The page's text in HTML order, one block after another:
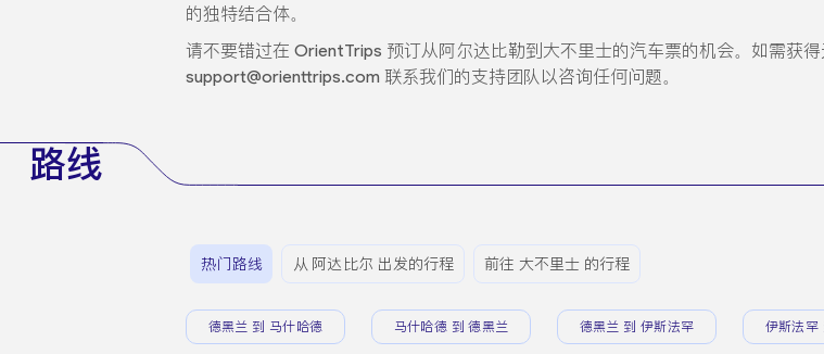
的独特结合体。
请不要错过在 OrientTrips 预订从阿尔达比勒到大不里士的汽车票的机会。如需获
support@orienttrips.com 联系我们的支持团队以咨询任何问题。
路线
热门路线 从 阿达比尔 出发的行程 前往 大不里士 的行程
德黑兰 到 马什哈德 马什哈德 到 德黑兰 德黑兰 到 伊斯法罕 伊斯法罕